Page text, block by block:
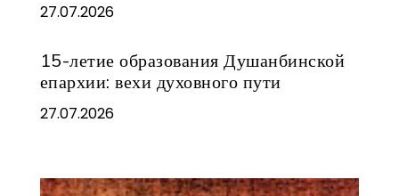
27.07.2026
15-летие образования Душанбинской
епархии: вехи духовного пути
27.07.2026